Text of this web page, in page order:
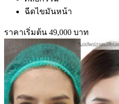
ฉีดไขมันหน้า
ราคาเริ่มต้น 49,000 บาท